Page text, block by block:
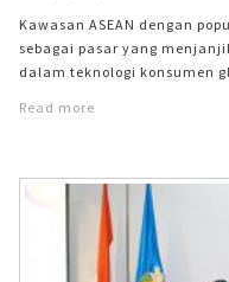
Kawasan ASEAN dengan
sebagai pasar yang
dalam teknologi konsumen
2024 di Thailand.&#13; &#13;
merupakan tanggapan
yang terus berubah di
Read more